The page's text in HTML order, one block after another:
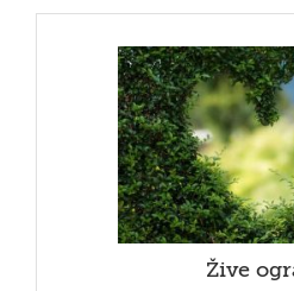
Žive
Žive
Danas su živice, kao i
ponovo u modi. Izbor
zaista veliki. Pogledajte